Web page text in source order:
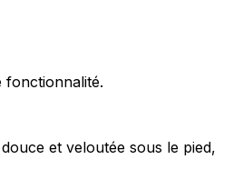
fonctionnalité.
et veloutée sous le pied,